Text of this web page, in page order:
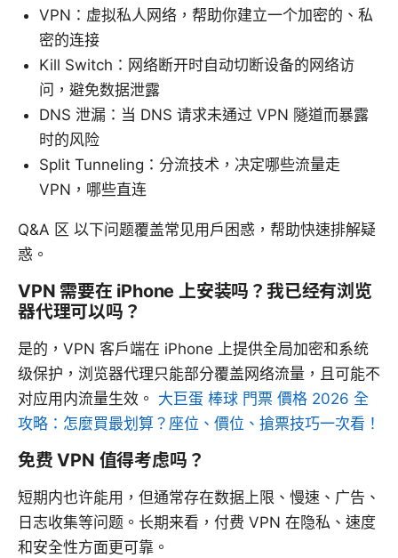
VPN：虚拟私人网络，帮助你建立一个加密的、私
密的连接
Kill Switch：网络断开时自动切断设备的网络访
问，避免数据泄露
DNS 泄漏：当 DNS 请求未通过 VPN 隧道而暴露
时的风险
Split Tunneling：分流技术，决定哪些流量走
VPN，哪些直连
Q&A 区 以下问题覆盖常见用户困惑，帮助快速排解疑
惑。
VPN 需要在 iPhone 上安装吗？我已经有浏览
器代理可以吗？
是的，VPN 客户端在 iPhone 上提供全局加密和系统
级保护，浏览器代理只能部分覆盖网络流量，且可能不
对应用内流量生效。 大巨蛋 棒球 門票 價格 2026 全
攻略：怎麼買最划算？座位、價位、搶票技巧一次看！
免费 VPN 值得考虑吗？
短期内也许能用，但通常存在数据上限、慢速、广告、
日志收集等问题。长期来看，付费 VPN 在隐私、速度
和安全性方面更可靠。